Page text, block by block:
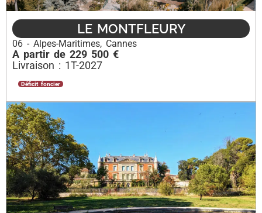
LE MONTFLEURY
06 - Alpes-Maritimes, Cannes
A partir de 229 500 €
Livraison : 1T-2027
Déficit foncier